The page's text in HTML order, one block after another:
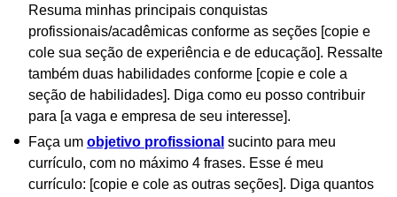
Resuma minhas principais conquistas
profissionais/acadêmicas conforme as seções [copie e
cole sua seção de experiência e de educação]. Ressalte
também duas habilidades conforme [copie e cole a
seção de habilidades]. Diga como eu posso contribuir
para [a vaga e empresa de seu interesse].
Faça um objetivo profissional sucinto para meu
currículo, com no máximo 4 frases. Esse é meu
currículo: [copie e cole as outras seções]. Diga quantos